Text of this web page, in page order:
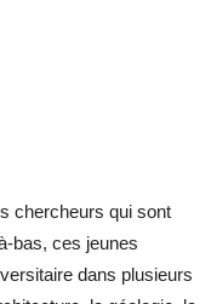
chercheurs qui sont
bas, ces jeunes
dans plusieurs